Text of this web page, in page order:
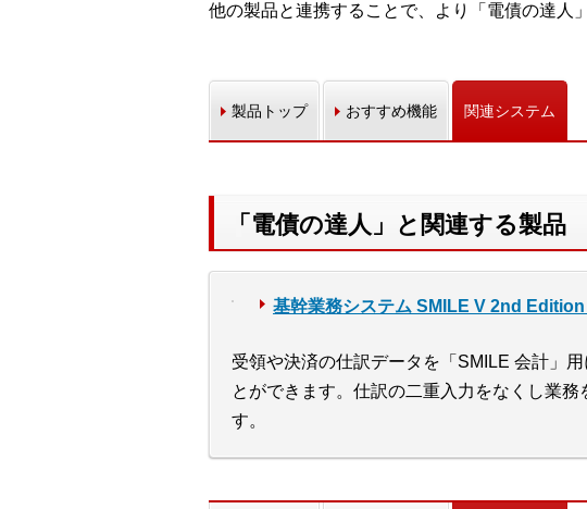
他の製品と連携することで、より「電債の達人
製品トップ おすすめ機能 関連システム
「電債の達人」と関連する製品
基幹業務システム SMILE V 2nd
受領や決済の仕訳データを「SMILE 会計」用
とができます。仕訳の二重入力をなくし業務
す。